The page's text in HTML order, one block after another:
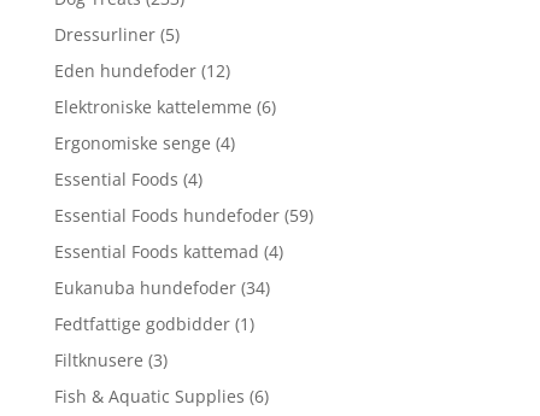
Dressurliner (5)
Eden hundefoder (12)
Elektroniske kattelemme (6)
Ergonomiske senge (4)
Essential Foods (4)
Essential Foods hundefoder (59)
Essential Foods kattemad (4)
Eukanuba hundefoder (34)
Fedtfattige godbidder (1)
Filtknusere (3)
Fish & Aquatic Supplies (6)